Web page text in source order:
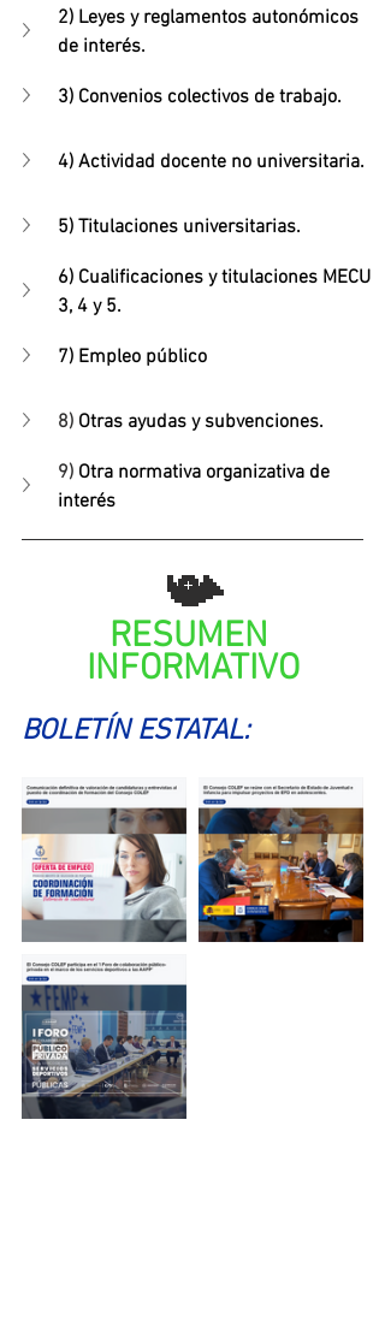
2) Leyes y reglamentos autonómicos
de interés.
3) Convenios colectivos de trabajo.
4) Actividad docente no universitaria.
5) Titulaciones universitarias.
6) Cualificaciones y titulaciones MECU
3, 4 y 5.
7) Empleo público
8) Otras ayudas y subvenciones.
9) Otra normativa organizativa de
interés
📯
RESUMEN
INFORMATIVO
BOLETÍN ESTATAL: